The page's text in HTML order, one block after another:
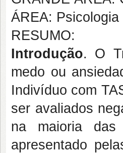
ÁREA: Psicologia
RESUMO:
Introdução. O
medo ou
Indivíduo com
ser avaliados
na maioria das
apresentado